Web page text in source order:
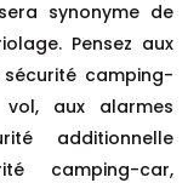
synonyme de
Pensez aux
camping-
aux alarmes
additionnelle
camping-car,